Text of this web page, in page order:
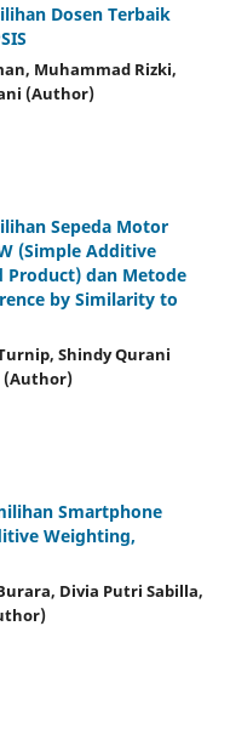
Dosen Terbaik
Muhammad Rizki,
(Author)
Sepeda Motor
(Simple Additive
Product) dan Metode
by Similarity to
Shindy Qurani
(Author)
Smartphone
Weighting,
Divia Putri Sabilla,